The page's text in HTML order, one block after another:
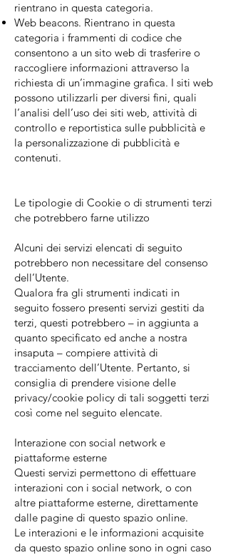
rientrano in questa categoria.
Web beacons. Rientrano in questa
categoria i frammenti di codice che
consentono a un sito web di trasferire o
raccogliere informazioni attraverso la
richiesta di un’immagine grafica. I siti web
possono utilizzarli per diversi fini, quali
l’analisi dell’uso dei siti web, attività di
controllo e reportistica sulle pubblicità e
la personalizzazione di pubblicità e
contenuti.​
Le tipologie di Cookie o di strumenti terzi
che potrebbero farne utilizzo​
Alcuni dei servizi elencati di seguito
potrebbero non necessitare del consenso
dell’Utente.
Qualora fra gli strumenti indicati in
seguito fossero presenti servizi gestiti da
terzi, questi potrebbero – in aggiunta a
quanto specificato ed anche a nostra
insaputa – compiere attività di
tracciamento dell’Utente. Pertanto, si
consiglia di prendere visione delle
privacy/cookie policy di tali soggetti terzi
così come nel seguito elencate.
Interazione con social network e
piattaforme esterne
Questi servizi permettono di effettuare
interazioni con i social network, o con
altre piattaforme esterne, direttamente
dalle pagine di questo spazio online.
Le interazioni e le informazioni acquisite
da questo spazio online sono in ogni caso